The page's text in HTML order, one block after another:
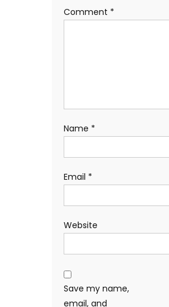
Comment *
Name *
Email *
Website
Save my name,
email, and